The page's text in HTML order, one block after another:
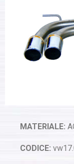
MATERIALE:
CODICE: